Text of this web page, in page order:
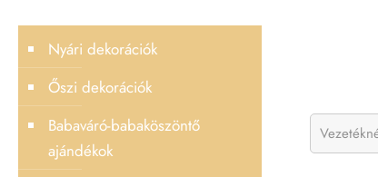
Nyári dekorációk
Őszi dekorációk
Babaváró-babaköszöntő
ajándékok